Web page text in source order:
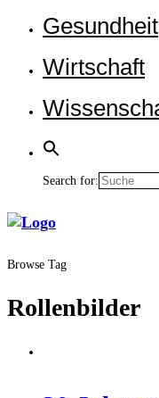
Gesund­heit
Wirt­schaft
Search for:
Browse Tag
Rollenbilder